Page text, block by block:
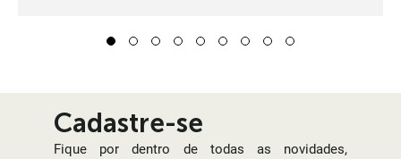
3 4 5 6 7 8 9
Cadastre-se
Fique por dentro de todas as novidades,